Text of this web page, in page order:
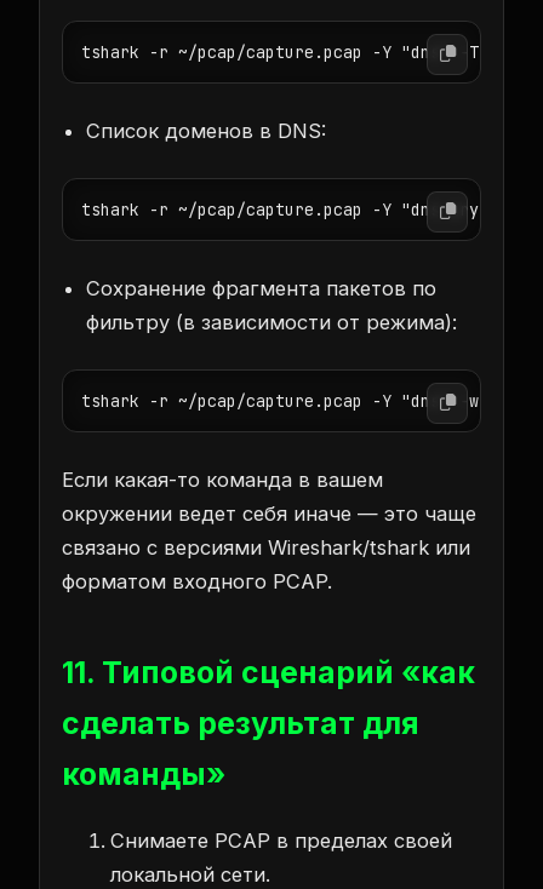
tshark -r ~/pcap/capture.pcap -Y "dns" -T
Список доменов в DNS:
tshark -r ~/pcap/capture.pcap -Y
Сохранение фрагмента пакетов по
фильтру (в зависимости от режима):
tshark -r ~/pcap/capture.pcap -Y "dns" -w ~/
Если какая-то команда в вашем
окружении ведет себя иначе — это чаще
связано с версиями Wireshark/tshark или
форматом входного PCAP.
11. Типовой сценарий «как
сделать результат для
команды»
Снимаете PCAP в пределах своей
локальной сети.